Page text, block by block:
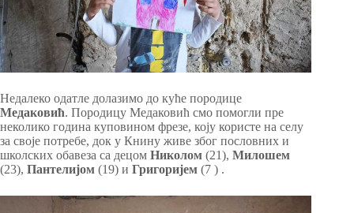
Недалеко одатле долазимо до куће породице
Медаковић. Породицу Медаковић смо помогли пре
неколико година куповином фрезе, коју користе на селу
за своје потребе, док у Книну живе због пословних и
школских обавеза са децом Николом (21), Милошем
(23), Пантелијом (19) и Григоријем (7 ) .